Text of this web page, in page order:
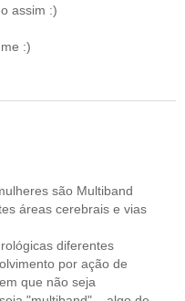
assim :)
:)
são Multiband
áreas cerebrais e vias
diferentes
por ação de
que não seja